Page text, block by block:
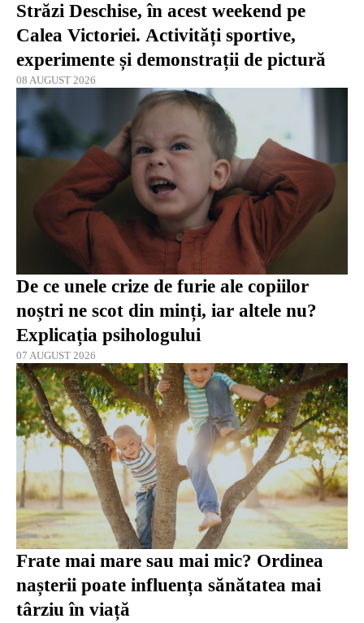
Străzi Deschise, în acest weekend pe
Calea Victoriei. Activități sportive,
experimente și demonstrații de pictură
08 AUGUST 2026
De ce unele crize de furie ale copiilor
noștri ne scot din minți, iar altele nu?
Explicația psihologului
07 AUGUST 2026
Frate mai mare sau mai mic? Ordinea
nașterii poate influența sănătatea mai
târziu în viață